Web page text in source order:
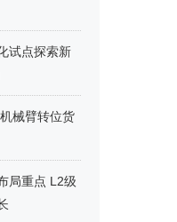
试点探索新
械臂转位货
局重点 L2级